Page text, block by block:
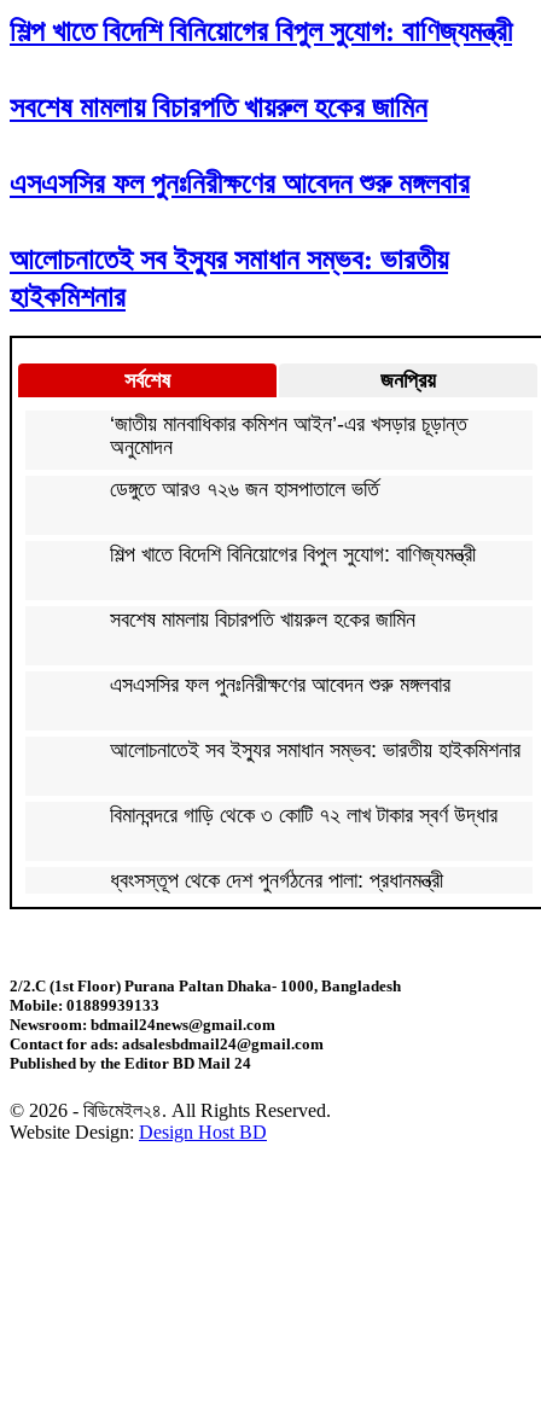
শিল্প খাতে বিদেশি বিনিয়োগের বিপুল সুযোগ: বাণিজ্যমন্ত্রী
সবশেষ মামলায় বিচারপতি খায়রুল হকের জামিন
এসএসসির ফল পুনঃনিরীক্ষণের আবেদন শুরু মঙ্গলবার
আলোচনাতেই সব ইস্যুর সমাধান সম্ভব: ভারতীয়
হাইকমিশনার
সর্বশেষ
জনপ্রিয়
‘জাতীয় মানবাধিকার কমিশন আইন’-এর খসড়ার চূড়ান্ত
অনুমোদন
ডেঙ্গুতে আরও ৭২৬ জন হাসপাতালে ভর্তি
শিল্প খাতে বিদেশি বিনিয়োগের বিপুল সুযোগ: বাণিজ্যমন্ত্রী
সবশেষ মামলায় বিচারপতি খায়রুল হকের জামিন
এসএসসির ফল পুনঃনিরীক্ষণের আবেদন শুরু মঙ্গলবার
আলোচনাতেই সব ইস্যুর সমাধান সম্ভব: ভারতীয় হাইকমিশনার
বিমানবন্দরে গাড়ি থেকে ৩ কোটি ৭২ লাখ টাকার স্বর্ণ উদ্ধার
ধ্বংসস্তূপ থেকে দেশ পুনর্গঠনের পালা: প্রধানমন্ত্রী
বাংলাদেশে সফরে আসছেন ভিসা’র এশিয়া প্যাসিফিকের
প্রেসিডেন্ট স্টিফেন কারপিন
৩১ বছরের অপেক্ষার অবসান ঘটিয়ে চ্যাম্পিয়ন ব্রাজিল
সূচকের উত্থানে লেনদেন ৯০৮ কোটি টাকার
2/2.C (1st Floor) Purana Paltan Dhaka- 1000, Bangladesh
Mobile: 01889939133
Newsroom: bdmail24news@gmail.com
Contact for ads: adsalesbdmail24@gmail.com
Published by the Editor BD Mail 24
© 2026 - বিডিমেইল২৪. All Rights Reserved.
Website Design: Design Host BD